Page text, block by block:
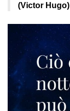
(Victor Hugo)